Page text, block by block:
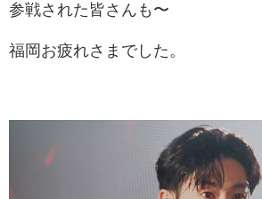
参戦された皆さんも〜
福岡お疲れさまでした。